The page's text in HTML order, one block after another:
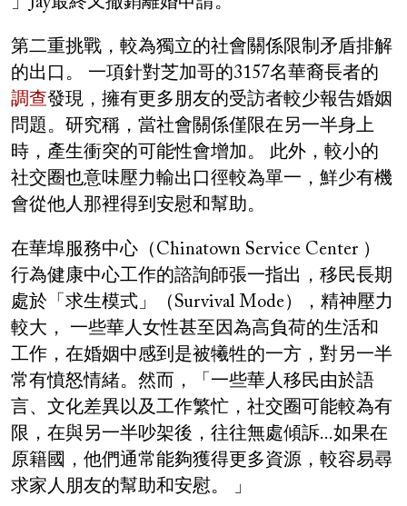
第二重挑戰，較為獨立的社會關係限制矛盾排解
的出口。 一項針對芝加哥的3157名華裔長者的
調查發現，擁有更多朋友的受訪者較少報告婚姻
問題。研究稱，當社會關係僅限在另一半身上
時，產生衝突的可能性會增加。 此外，較小的
社交圈也意味壓力輸出口徑較為單一，鮮少有機
會從他人那裡得到安慰和幫助。
在華埠服務中心（Chinatown Service Center ）
行為健康中心工作的諮詢師張一指出，移民長期
處於「求生模式」（Survival Mode），精神壓力
較大， 一些華人女性甚至因為高負荷的生活和
工作，在婚姻中感到是被犧牲的一方，對另一半
常有憤怒情緒。然而，「一些華人移民由於語
言、文化差異以及工作繁忙，社交圈可能較為有
限，在與另一半吵架後，往往無處傾訴...如果在
原籍國，他們通常能夠獲得更多資源，較容易尋
求家人朋友的幫助和安慰。 」